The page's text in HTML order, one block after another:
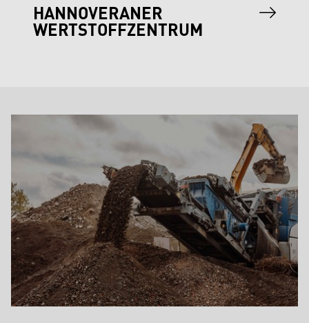
HANNOVERANER
WERTSTOFFZENTRUM